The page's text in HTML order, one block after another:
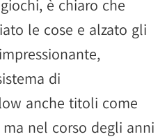
è chiaro che
le cose e alzato gli
di
anche titoli come
ma nel corso degli anni